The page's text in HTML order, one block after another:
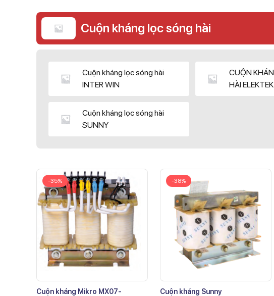
Cuộn kháng lọc sóng hài
Cuộn kháng lọc sóng hài
INTER WIN
CUỘN
HÀI ELEKTEK
Cuộn kháng lọc sóng hài
SUNNY
-35%
Cuộn kháng Mikro MX07-
-38%
Cuộn kháng Sunny